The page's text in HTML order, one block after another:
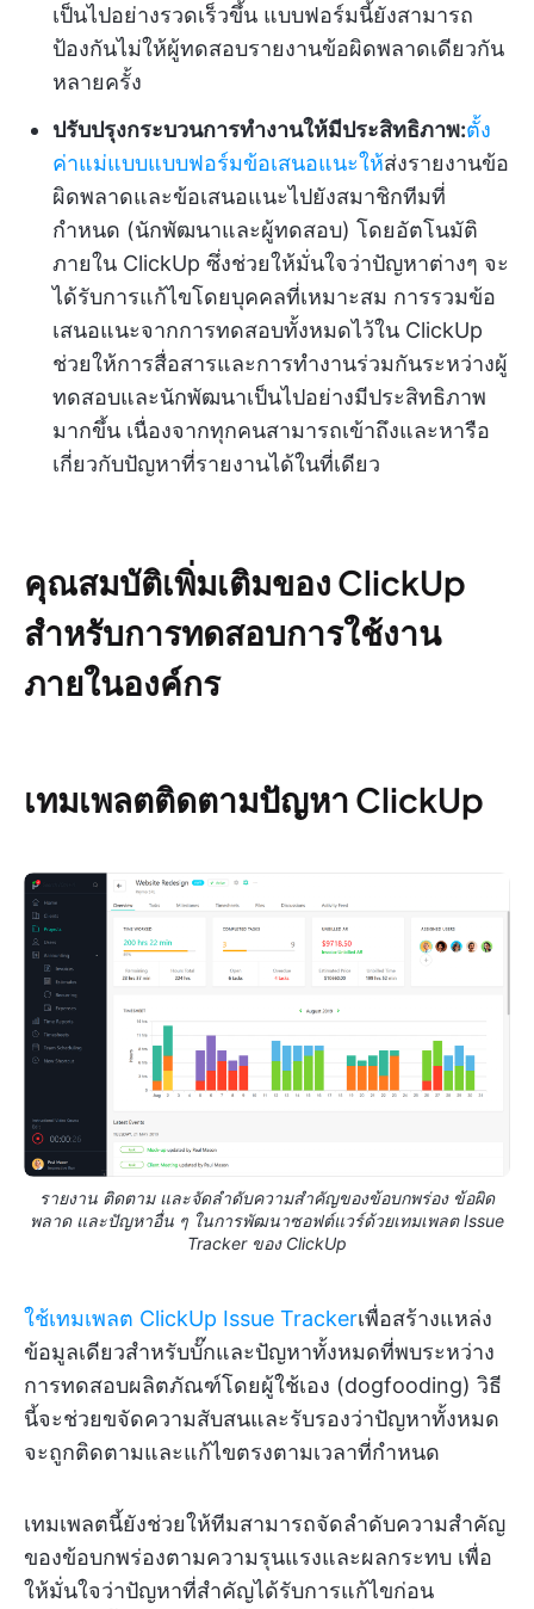
เป็นไปอย่างรวดเร็วขึ้น แบบฟอร์มนี้ยังสามารถ
ป้องกันไม่ให้ผู้ทดสอบรายงานข้อผิดพลาดเดียวกัน
หลายครั้ง
ปรับปรุงกระบวนการทำงานให้มีประสิทธิภาพ:ตั้ง
ค่าแม่แบบแบบฟอร์มข้อเสนอแนะให้ส่งรายงานข้อ
ผิดพลาดและข้อเสนอแนะไปยังสมาชิกทีมที่
กำหนด (นักพัฒนาและผู้ทดสอบ) โดยอัตโนมัติ
ภายใน ClickUp ซึ่งช่วยให้มั่นใจว่าปัญหาต่างๆ จะ
ได้รับการแก้ไขโดยบุคคลที่เหมาะสม การรวมข้อ
เสนอแนะจากการทดสอบทั้งหมดไว้ใน ClickUp
ช่วยให้การสื่อสารและการทำงานร่วมกันระหว่างผู้
ทดสอบและนักพัฒนาเป็นไปอย่างมีประสิทธิภาพ
มากขึ้น เนื่องจากทุกคนสามารถเข้าถึงและหารือ
เกี่ยวกับปัญหาที่รายงานได้ในที่เดียว
คุณสมบัติเพิ่มเติมของ ClickUp
สำหรับการทดสอบการใช้งาน
ภายในองค์กร
เทมเพลตติดตามปัญหา ClickUp
รายงาน ติดตาม และจัดลำดับความสำคัญของข้อบกพร่อง ข้อผิด
พลาด และปัญหาอื่น ๆ ในการพัฒนาซอฟต์แวร์ด้วยเทมเพลต Issue
Tracker ของ ClickUp
ใช้เทมเพลต ClickUp Issue Trackerเพื่อสร้างแหล่ง
ข้อมูลเดียวสำหรับบั๊กและปัญหาทั้งหมดที่พบระหว่าง
การทดสอบผลิตภัณฑ์โดยผู้ใช้เอง (dogfooding) วิธี
นี้จะช่วยขจัดความสับสนและรับรองว่าปัญหาทั้งหมด
จะถูกติดตามและแก้ไขตรงตามเวลาที่กำหนด
เทมเพลตนี้ยังช่วยให้ทีมสามารถจัดลำดับความสำคัญ
ของข้อบกพร่องตามความรุนแรงและผลกระทบ เพื่อ
ให้มั่นใจว่าปัญหาที่สำคัญได้รับการแก้ไขก่อน